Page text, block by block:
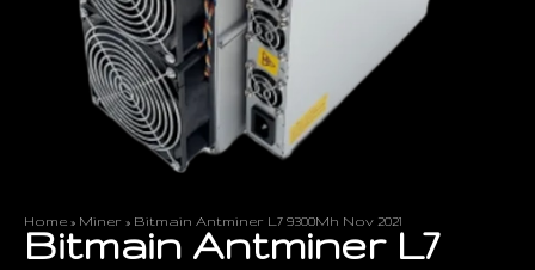
Home » Miner » Bitmain Antminer L7 9300Mh Nov 2021
Bitmain Antminer L7